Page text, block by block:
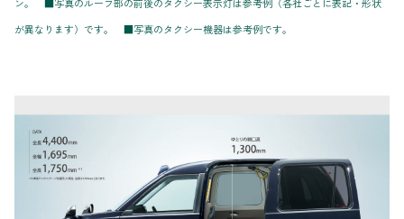
が異なります）です。 ■写真のタクシー機器は参考例です。